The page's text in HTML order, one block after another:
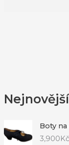
Boty na
3,900Kč